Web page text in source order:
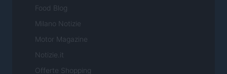
Food Blog
Milano Notizie
Motor Magazine
Notizie.it
Offerte Shopping